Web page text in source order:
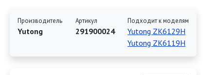
Производитель
Yutong
Артикул
291900024
Подходит к моделям
Yutong ZK6129H
Yutong ZK6119H